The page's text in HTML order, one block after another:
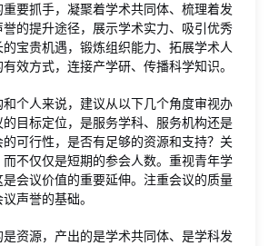
要抓手，凝聚着学术共同体、梳理着发
的提升途径，展示学术实力、吸引优秀
宝贵机遇，锻炼组织能力、拓展学术人
效方式，连接产学研、传播科学知识。
个人来说，建议从以下几个角度审视办
目标定位，是服务学科、服务机构还是
可行性，是否有足够的资源和支持？关
不仅仅是短期的参会人数。重视青年学
会议价值的重要延伸。注重会议的质量
声誉的基础。
资源，产出的是学术共同体、是学科发